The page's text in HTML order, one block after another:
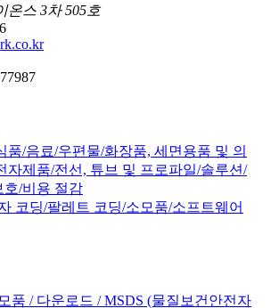
온스 3차 505호
품/음료/우편물/화장품, 세면용품 및 의
자제품/전선, 튜브 및 프로파일/솔루션/
호/비용 절감
코딩/팔레트 코딩/소모품/소프트웨어
품 / 다운로드 / MSDS (물질보건안전자